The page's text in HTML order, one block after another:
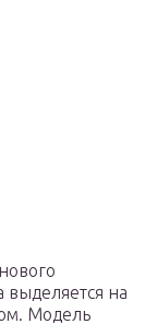
выделяется на
Модель